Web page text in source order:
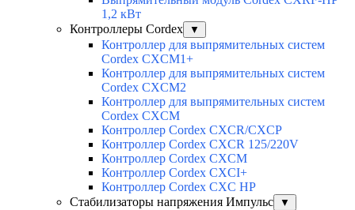
1,2 кВт
Контроллеры Cordex
▼
Контроллер для выпрямительных систем
Cordex CXCM1+
Контроллер для выпрямительных систем
Cordex CXCM2
Контроллер для выпрямительных систем
Cordex CXCM
Контроллер Cordex CXCR/CXCP
Контроллер Cordex CXCR 125/220V
Контроллер Cordex CXCM
Контроллер Cordex CXCI+
Контроллер Cordex CXC HP
Стабилизаторы напряжения Импульс
▼